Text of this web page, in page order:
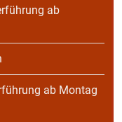
ab
ab Montag